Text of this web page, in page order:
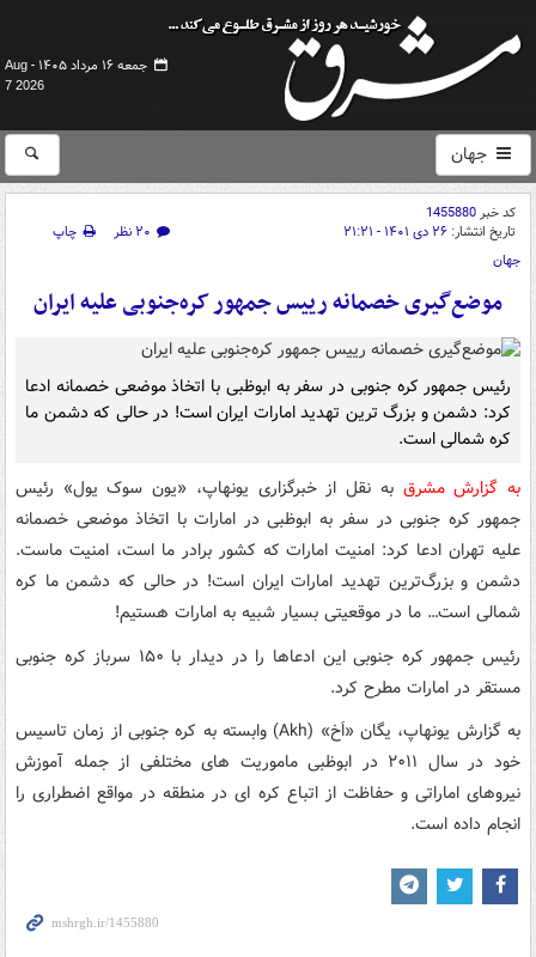
جمعه ۱۶ مرداد ۱۴۰۵ -
Aug
7 2026
جهان
کد خبر1455880
تاریخ انتشار: ۲۶ دی ۱۴۰۱ - ۲۱:۲۱ ۲۰ نظر
چاپ
جهان
موضع‌گیری خصمانه رییس جمهور کره‌جنوبی علیه ایران
رئیس جمهور کره جنوبی در سفر به ابوظبی با اتخاذ موضعی خصمانه ادعا
کرد: دشمن و بزرگ ترین تهدید امارات ایران است! در حالی که دشمن ما
کره شمالی است.
به گزارش مشرق به نقل از خبرگزاری یونهاپ، «یون سوک یول» رئیس
جمهور کره جنوبی در سفر به ابوظبی در امارات با اتخاذ موضعی خصمانه
علیه تهران ادعا کرد: امنیت امارات که کشور برادر ما است، امنیت ماست.
دشمن و بزرگ‌ترین تهدید امارات ایران است! در حالی که دشمن ما کره
شمالی است… ما در موقعیتی بسیار شبیه به امارات هستیم!
رئیس جمهور کره جنوبی این ادعاها را در دیدار با ۱۵۰ سرباز کره جنوبی
مستقر در امارات مطرح کرد.
به گزارش یونهاپ، یگان «اَخ» (Akh) وابسته به کره جنوبی از زمان تاسیس
خود در سال ۲۰۱۱ در ابوظبی ماموریت های مختلفی از جمله آموزش
نیروهای اماراتی و حفاظت از اتباع کره ای در منطقه در مواقع اضطراری را
انجام داده است.